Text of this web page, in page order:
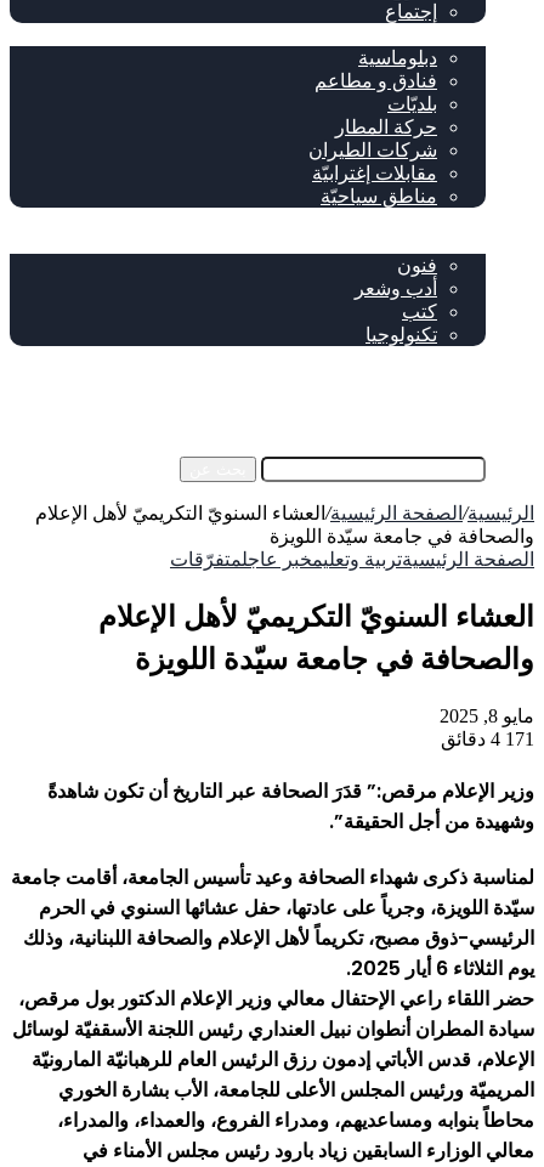
إجتماع
دبلوماسية
فنادق و مطاعم
بلديّات
حركة المطار
شركات الطيران
مقابلات إغترابيّة
مناطق سياحيّة
فنون
أدب وشعر
كتب
تكنولوجيا
الرئيسية/ الصفحة الرئيسية/ العشاء السنويّ التكريميّ لأهل الإعلام
والصحافة في جامعة سيّدة اللويزة
الصفحة الرئيسيةتربية وتعليمخبر عاجلمتفرّقات
العشاء السنويّ التكريميّ لأهل الإعلام
والصحافة في جامعة سيّدة اللويزة
مايو 8, 2025
171 4 دقائق
وزير الإعلام مرقص:” قدَرَ الصحافة عبر التاريخ أن تكون شاهدةً
وشهيدة من أجل الحقيقة”.
لمناسبة ذكرى شهداء الصحافة وعيد تأسيس الجامعة، أقامت جامعة
سيّدة اللويزة، وجرياً على عادتها، حفل عشائها السنوي في الحرم
الرئيسي-ذوق مصبح، تكريماً لأهل الإعلام والصحافة اللبنانية، وذلك
يوم الثلاثاء 6 أيار 2025.
حضر اللقاء راعي الإحتفال معالي وزير الإعلام الدكتور بول مرقص،
سيادة المطران أنطوان نبيل العنداري رئيس اللجنة الأسقفيّة لوسائل
الإعلام، قدس الأباتي إدمون رزق الرئيس العام للرهبانيّة المارونيّة
المريميّة ورئيس المجلس الأعلى للجامعة، الأب بشارة الخوري
محاطاً بنوابه ومساعديهم، ومدراء الفروع، والعمداء، والمدراء،
معالي الوزارء السابقين زياد بارود رئيس مجلس الأمناء في